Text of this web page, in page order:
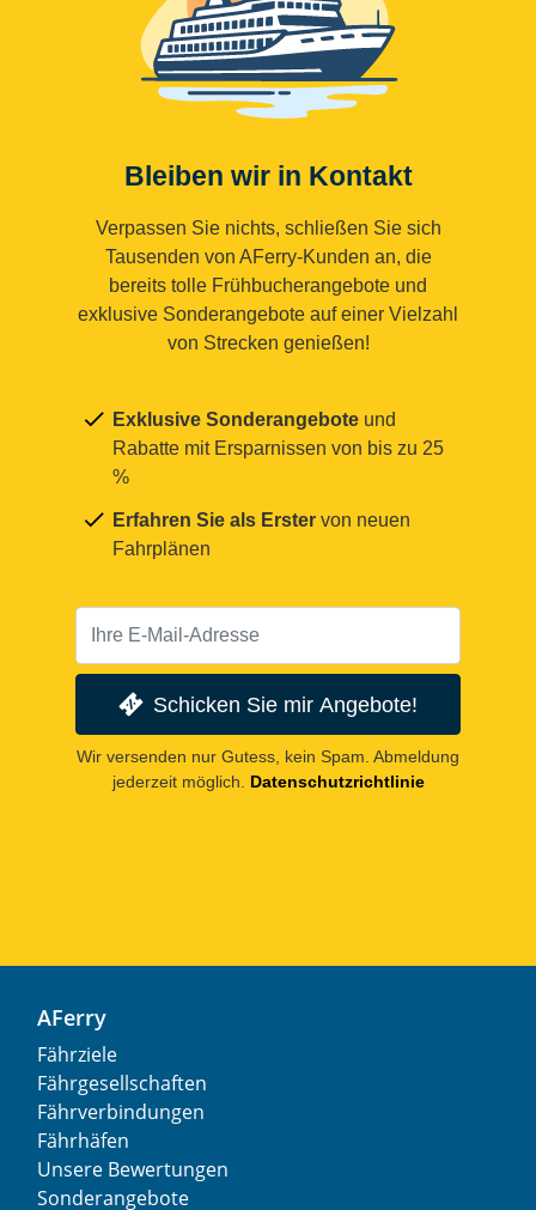
Bleiben wir in Kontakt
Verpassen Sie nichts, schließen Sie sich
Tausenden von AFerry-Kunden an, die
bereits tolle Frühbucherangebote und
exklusive Sonderangebote auf einer Vielzahl
von Strecken genießen!
Exklusive Sonderangebote und
Rabatte mit Ersparnissen von bis zu 25
%
Erfahren Sie als Erster von neuen
Fahrplänen
Schicken Sie mir Angebote!
Wir versenden nur Gutess, kein Spam. Abmeldung
jederzeit möglich. Datenschutzrichtlinie
AFerry
Fährziele
Fährgesellschaften
Fährverbindungen
Fährhäfen
Unsere Bewertungen
Sonderangebote